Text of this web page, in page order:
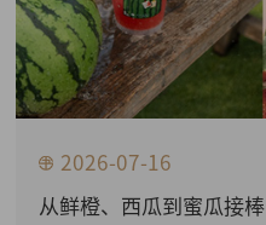
2026-07-16
从鲜橙、西瓜到蜜瓜接棒 书亦烧仙草把“大众水